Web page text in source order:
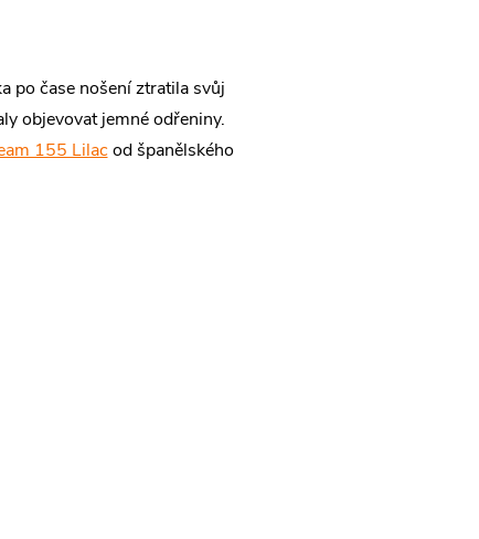
po čase nošení ztratila svůj
objevovat jemné odřeniny.
155 Lilac od španělského